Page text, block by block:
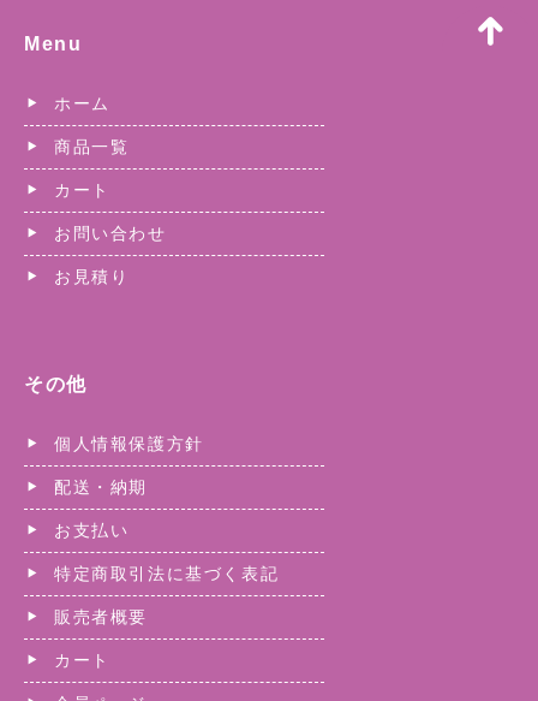
Menu
ホーム
商品一覧
カート
お問い合わせ
お見積り
その他
個人情報保護方針
配送・納期
お支払い
特定商取引法に基づく表記
販売者概要
カート